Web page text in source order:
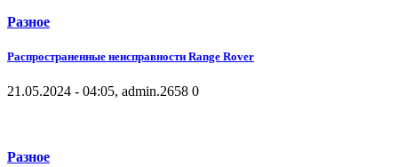
Разное
Распространенные неисправности Range Rover
21.05.2024 - 04:05, admin.2658 0
Разное